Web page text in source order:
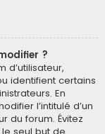
?
d’utilisateur,
identifient certains
En
l’intitulé d’un
du forum. Évitez
seul but de